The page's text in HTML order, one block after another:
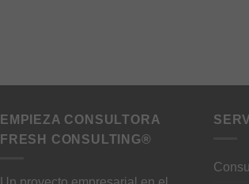
EMPIEZA CONSULTORA
FRESH CONSULTING®